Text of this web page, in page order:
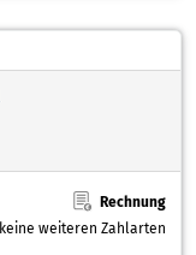
Rechnung
keine weiteren Zahlarten